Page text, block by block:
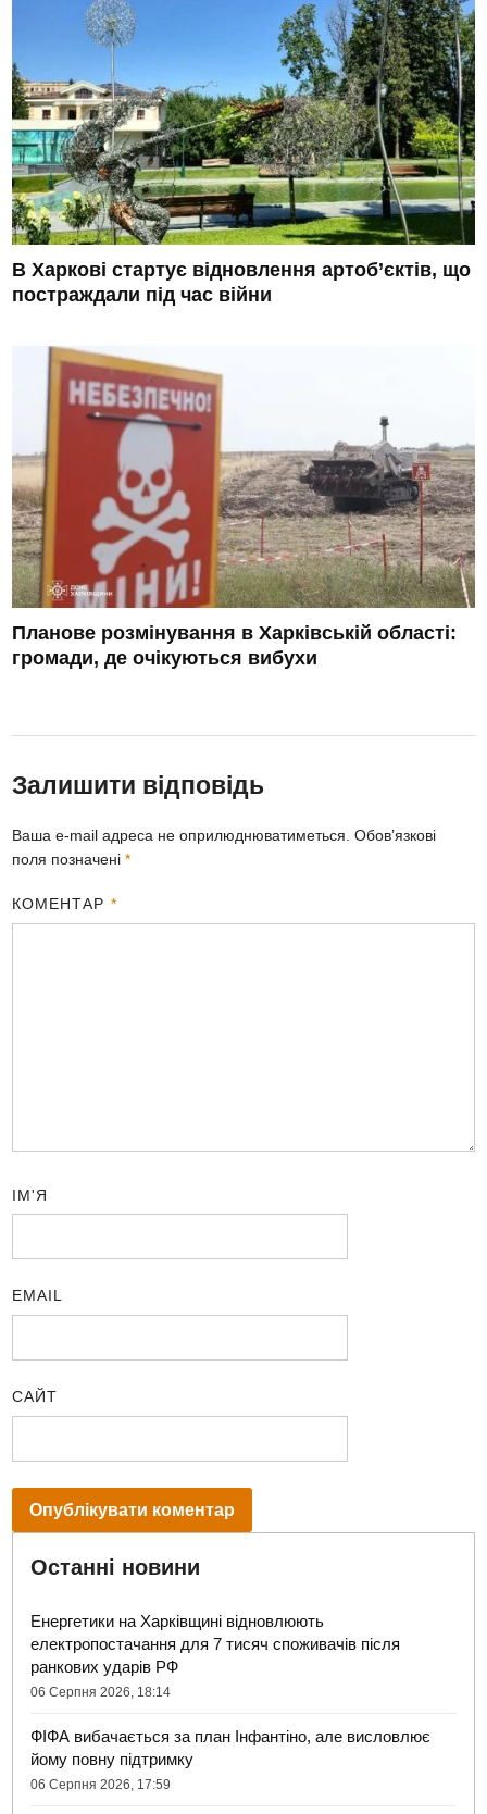
В Харкові стартує відновлення артоб’єктів, що
постраждали під час війни
Планове розмінування в Харківській області:
громади, де очікуються вибухи
Залишити відповідь
Ваша e-mail адреса не оприлюднюватиметься. Обов’язкові
поля позначені*
КОМЕНТАР *
ІМ'Я
EMAIL
САЙТ
Останні новини
Енергетики на Харківщині відновлюють
електропостачання для 7 тисяч споживачів після
ранкових ударів РФ
06 Серпня 2026, 18:14
ФІФА вибачається за план Інфантіно, але висловлює
йому повну підтримку
06 Серпня 2026, 17:59